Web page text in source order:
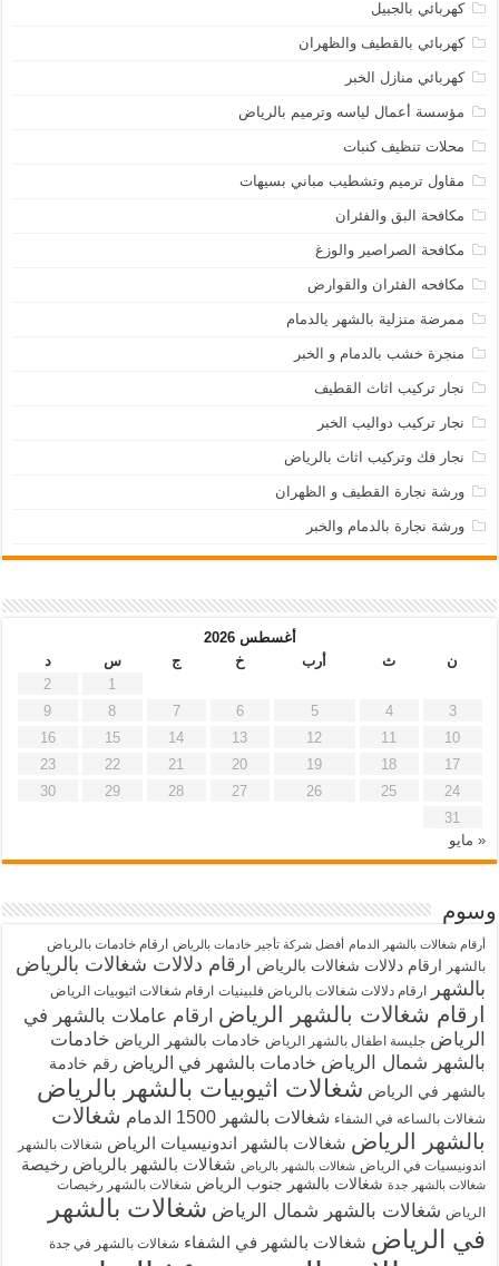
كهربائي بالجبيل
كهربائي بالقطيف والظهران
كهربائي منازل الخبر
مؤسسة أعمال لياسه وترميم بالرياض
محلات تنظيف كنبات
مقاول ترميم وتشطيب مباني بسيهات
مكافحة البق والفئران
مكافحة الصراصير والوزغ
مكافحه الفئران والقوارض
ممرضة منزلية بالشهر يالدمام
منجرة خشب بالدمام و الخبر
نجار تركيب اثاث القطيف
نجار تركيب دواليب الخبر
نجار فك وتركيب اثاث بالرياض
ورشة نجارة القطيف و الظهران
ورشة نجارة بالدمام والخبر
أغسطس 2026
ن
ث أرب خ ج س
د
1
2
3
4
5
6
7
8
9
10
11
12
13
14
15
16
17
18
19
20
21
22
23
24
25
26
27
28
29
30
31
« مايو
وسوم
أرقام شغالات بالشهر الدمام أفضل شركة تأجير خادمات بالرياض
ارقام خادمات بالرياض
بالشهر
ارقام دلالات شغالات بالرياض ارقام دلالات شغالات بالرياض
بالشهر
ارقام دلالات شغالات بالرياض فلبينيات ارقام شغالات اثيوبيات الرياض
ارقام شغالات بالشهر الرياض ارقام عاملات بالشهر في
الرياض جليسة اطفال بالشهر الرياض خادمات بالشهر الرياض خادمات
بالشهر شمال الرياض خادمات بالشهر في الرياض رقم خادمة
بالشهر في الرياض شغالات اثيوبيات بالشهر بالرياض
شغالات بالساعه في الشفاء شغالات بالشهر 1500 الدمام
شغالات
بالشهر الرياض شغالات بالشهر اندونيسيات الرياض شغالات بالشهر
اندونيسيات في الرياض شغالات بالشهر بالرياض شغالات بالشهر بالرياض رخيصة
شغالات بالشهر جدة شغالات بالشهر جنوب الرياض شغالات بالشهر رخيصات
الرياض شغالات بالشهر شمال الرياض شغالات بالشهر
في الرياض شغالات بالشهر في الشفاء شغالات بالشهر في جدة